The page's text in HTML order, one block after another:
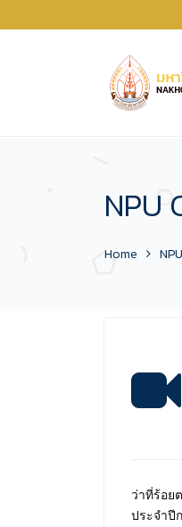
NPU
Home
ว่าที่ร้อย
ประจำปีก